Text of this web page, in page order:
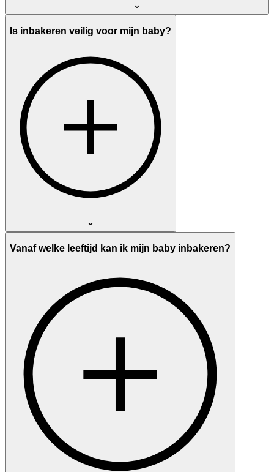
Is inbakeren veilig voor mijn baby?
Vanaf welke leeftijd kan ik mijn baby inbakeren?